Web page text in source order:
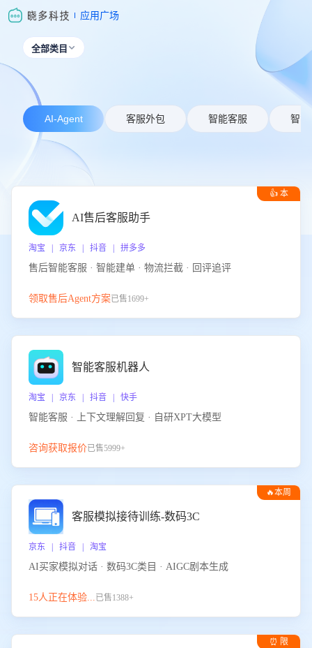
应用广场
全部类目 
AI-Agent 客服外包 智能客服 智能
👍 本
AI售后客服助手
淘宝 | 京东 | 抖音 | 拼多多
售后智能客服 · 智能建单 · 物流拦截 · 回评追评
领取售后Agent方案已售1699+
智能客服机器人
淘宝 | 京东 | 抖音 | 快手
智能客服 · 上下文理解回复 · 自研XPT大模型
咨询获取报价已售5999+
🔥本周
客服模拟接待训练-数码3C
京东 | 抖音 | 淘宝
AI买家模拟对话 · 数码3C类目 · AIGC剧本生成
15人正在体验...已售1388+
⏰ 限